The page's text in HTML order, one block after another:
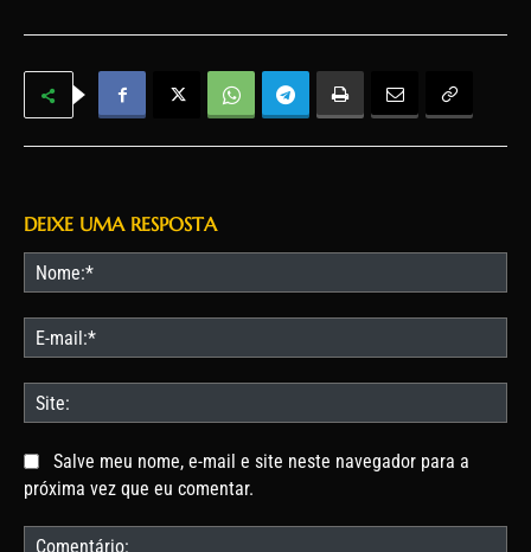
DEIXE UMA RESPOSTA
Salve meu nome, e-mail e site neste navegador para a
próxima vez que eu comentar.